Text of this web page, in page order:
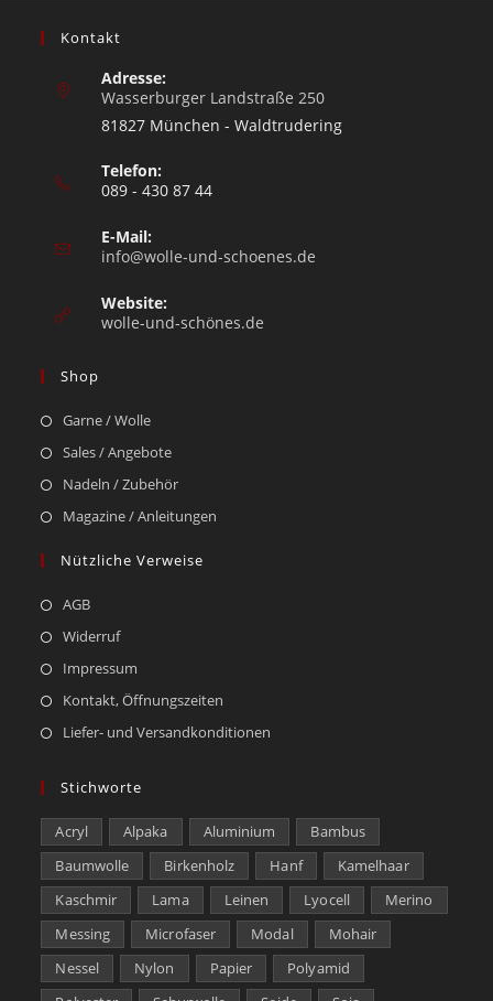
Kontakt
Adresse:
Wasserburger Landstraße 250
81827 München - Waldtrudering
Telefon:
089 - 430 87 44
E-Mail:
info@wolle-und-schoenes.de
Website:
wolle-und-schönes.de
Shop
Garne / Wolle
Sales / Angebote
Nadeln / Zubehör
Magazine / Anleitungen
Nützliche Verweise
AGB
Widerruf
Impressum
Kontakt, Öffnungszeiten
Liefer- und Versandkonditionen
Stichworte
Acryl Alpaka Aluminium
Bambus
Baumwolle
Birkenholz Hanf
Kamelhaar
Kaschmir
Lama Leinen Lyocell
Merino
Messing
Microfaser Modal
Mohair
Nessel
Nylon Papier
Polyamid